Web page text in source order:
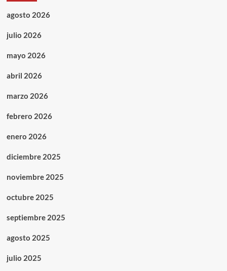
agosto 2026
julio 2026
mayo 2026
abril 2026
marzo 2026
febrero 2026
enero 2026
diciembre 2025
noviembre 2025
octubre 2025
septiembre 2025
agosto 2025
julio 2025